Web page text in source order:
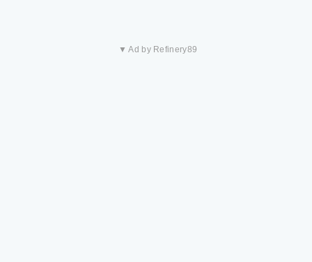
▼ Ad by Refinery89